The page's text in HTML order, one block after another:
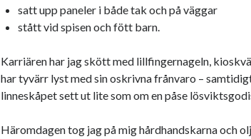
satt upp paneler i både tak och på väggar
stått vid spisen och fött barn.
Karriären har jag skött med lillfingernageln,
har tyvärr lyst med sin oskrivna frånvaro –
linneskåpet sett ut lite som om en påse
Häromdagen tog jag på mig hårdhandskarna och